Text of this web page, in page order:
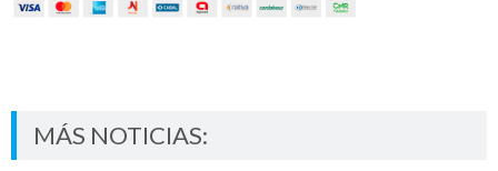
MÁS NOTICIAS: